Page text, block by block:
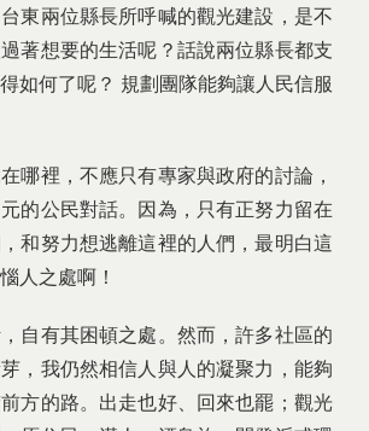
東兩位縣長所呼喊的觀光建設，是不
著想要的生活呢？話說兩位縣長都支
如何了呢？ 規劃團隊能夠讓人民信服
哪裡，不應只有專家與政府的討論，
的公民對話。因為，只有正努力留在
和努力想逃離這裡的人們，最明白這
人之處啊！
自有其困頓之處。然而，許多社區的
，我仍然相信人與人的凝聚力，能夠
方的路。出走也好、回來也罷；觀光